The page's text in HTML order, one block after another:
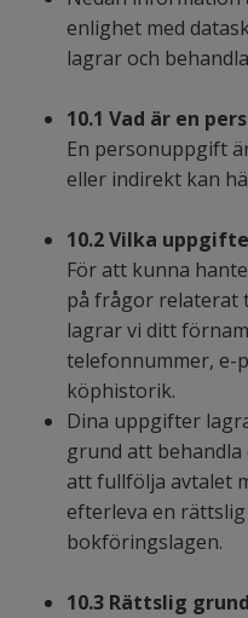
enlighet med
lagrar och
10.1 Vad är en
En personuppgift
eller indirekt kan
10.2 Vilka
För att kunna
på frågor relaterat
lagrar vi ditt
telefonnummer, e-
köphistorik.
Dina uppgifter
grund att
att fullfölja avtalet
efterleva en
bokföringslagen.
10.3 Rättslig grund